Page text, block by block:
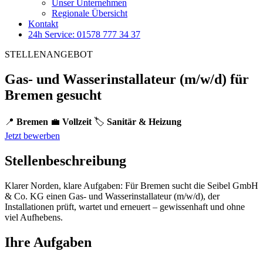
Unser Unternehmen
Regionale Übersicht
Kontakt
24h Service: 01578 777 34 37
STELLENANGEBOT
Gas- und Wasserinstallateur (m/w/d) für
Bremen gesucht
📍 Bremen 💼 Vollzeit 🏷️ Sanitär & Heizung
Jetzt bewerben
Stellenbeschreibung
Klarer Norden, klare Aufgaben: Für Bremen sucht die Seibel GmbH
& Co. KG einen Gas- und Wasserinstallateur (m/w/d), der
Installationen prüft, wartet und erneuert – gewissenhaft und ohne
viel Aufhebens.
Ihre Aufgaben